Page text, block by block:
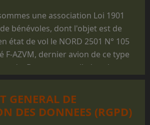
une association Loi 1901
bénévoles, dont l'objet est de
état de vol le NORD 2501 N° 105
F-AZVM, dernier avion de ce type
De cet appareil, dont la
milliers de jeunes gens, et il reste
mythique dans le monde du
militaire.
GENERAL DE
DES DONNEES (RGPD)